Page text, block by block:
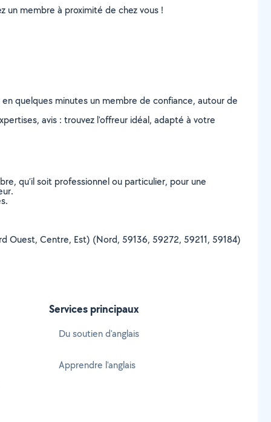
un membre à proximité de chez vous !
quelques minutes un membre de confiance, autour de
avis : trouvez l'offreur idéal, adapté à votre
qu’il soit professionnel ou particulier, pour une
Ouest, Centre, Est) (Nord, 59136, 59272, 59211, 59184)
Services principaux
Du soutien d'anglais
Apprendre l'anglais